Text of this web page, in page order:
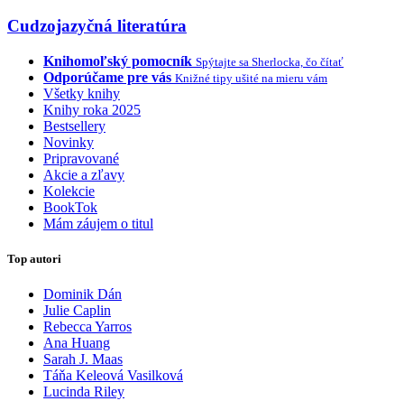
Cudzojazyčná literatúra
Knihomoľský pomocník Spýtajte sa Sherlocka, čo čítať
Odporúčame pre vás Knižné tipy ušité na mieru vám
Všetky knihy
Knihy roka 2025
Bestsellery
Novinky
Pripravované
Akcie a zľavy
Kolekcie
BookTok
Mám záujem o titul
Top autori
Dominik Dán
Julie Caplin
Rebecca Yarros
Ana Huang
Sarah J. Maas
Táňa Keleová Vasilková
Lucinda Riley